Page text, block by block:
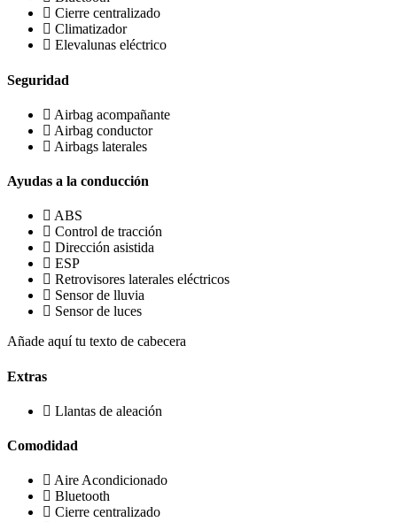
Cierre centralizado
Climatizador
Elevalunas eléctrico
Seguridad
Airbag acompañante
Airbag conductor
Airbags laterales
Ayudas a la conducción
ABS
Control de tracción
Dirección asistida
ESP
Retrovisores laterales eléctricos
Sensor de lluvia
Sensor de luces
Añade aquí tu texto de cabecera
Extras
Llantas de aleación
Comodidad
Aire Acondicionado
Bluetooth
Cierre centralizado